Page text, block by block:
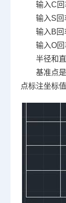
输入C
输入S
输入 B
输入O回
半径和
基准点
点标注坐标值